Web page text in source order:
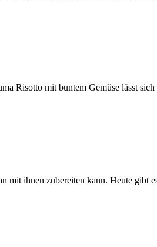
Risotto mit buntem Gemüse lässt
ihnen zubereiten kann. Heute gibt